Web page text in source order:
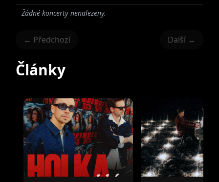
Žádné koncerty nenalezeny.
← Předchozí Další →
Články